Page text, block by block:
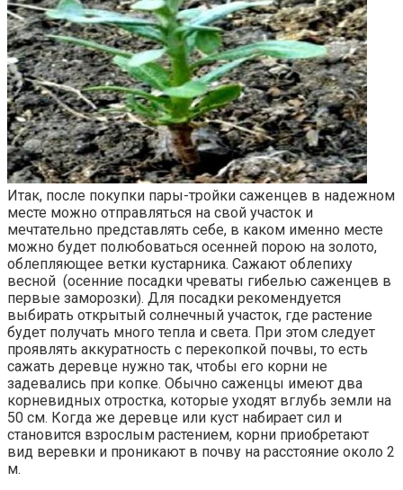
Итак, после покупки пары-тройки саженцев в надежном
месте можно отправляться на свой участок и
мечтательно представлять себе, в каком именно месте
можно будет полюбоваться осенней порою на золото,
облепляющее ветки кустарника. Сажают облепиху
весной (осенние посадки чреваты гибелью саженцев в
первые заморозки). Для посадки рекомендуется
выбирать открытый солнечный участок, где растение
будет получать много тепла и света. При этом следует
проявлять аккуратность с перекопкой почвы, то есть
сажать деревце нужно так, чтобы его корни не
задевались при копке. Обычно саженцы имеют два
корневидных отростка, которые уходят вглубь земли на
50 см. Когда же деревце или куст набирает сил и
становится взрослым растением, корни приобретают
вид веревки и проникают в почву на расстояние около 2
м.